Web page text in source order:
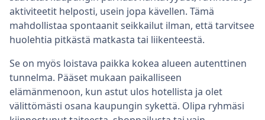
aktiviteetit helposti, usein jopa kävellen. Tämä
mahdollistaa spontaanit seikkailut ilman, että tarvitsee
huolehtia pitkästä matkasta tai liikenteestä.
Se on myös loistava paikka kokea alueen autenttinen
tunnelma. Pääset mukaan paikalliseen
elämänmenoon, kun astut ulos hotellista ja olet
välittömästi osana kaupungin sykettä. Olipa ryhmäsi